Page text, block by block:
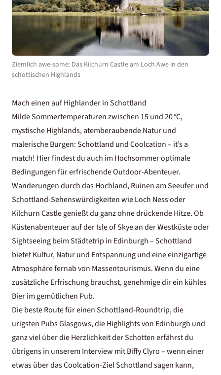
Ziemlich awe-some: Das Kilchurn Castle am Loch Awe in den
schottischen Highlands
Mach einen auf Highlander in Schottland
Milde Sommertemperaturen zwischen 15 und 20 °C,
mystische Highlands, atemberaubende Natur und
malerische Burgen:Schottland und Coolcation – it’s a
match! Hier findest du auch im Hochsommer optimale
Bedingungen für erfrischende Outdoor-Abenteuer.
Wanderungen durch das Hochland, Ruinen am Seeufer und
Schottland-Sehenswürdigkeitenwie Loch Ness oder
Kilchurn Castle genießt du ganz ohne drückende Hitze. Ob
Küstenabenteuer auf der Isle of Skye an der Westküste oder
Sightseeing beim Städtetrip in Edinburgh– Schottland
bietet Kultur, Natur und Entspannung und eine einzigartige
Atmosphäre fernab von Massentourismus. Wenn du eine
zusätzliche Erfrischung brauchst, genehmige dir ein kühles
Bier im gemütlichen Pub.
Die beste Route für einen Schottland-Roundtrip, die
urigsten Pubs Glasgows, die Highlights von Edinburgh und
ganz viel über die Herzlichkeit der Schotten erfährst du
übrigens in unserem Interview mit Biffy Clyro– wenn einer
etwas über das Coolcation-Ziel Schottland sagen kann,